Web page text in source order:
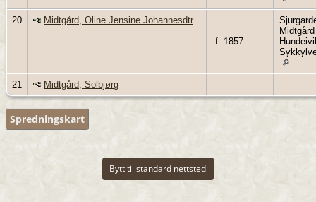
20
Midtgård, Oline Jensine Johannesdtr
f. 1857
Midtgård
21 Midtgård, Solbjørg
Spredningskart
Bytt til standard nettsted